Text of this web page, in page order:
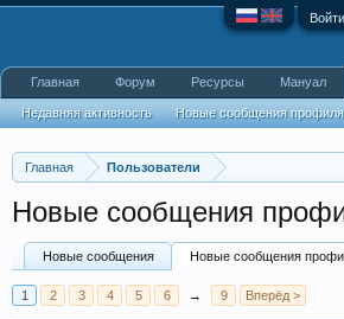
Главная Пользователи
Новые сообщения
Новые сообщения Новые сообщения
1 2 3 4 5 6 → 9 Вперёд >
Главная Форум Ресурсы Мануал
Недавняя активность Новые сообщения профиля